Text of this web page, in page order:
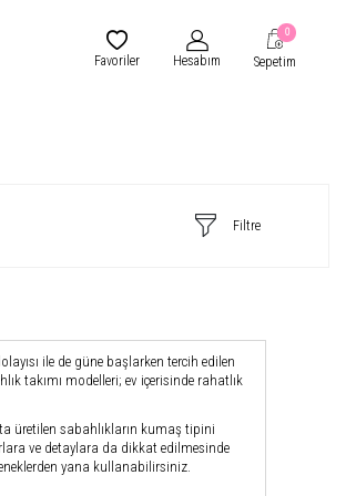
Favoriler Hesabım
0
Sepetim
Filtre
ile de güne başlarken tercih edilen
takımı modelleri; ev içerisinde rahatlık
üretilen sabahlıkların kumaş tipini
ve detaylara da dikkat edilmesinde
yana kullanabilirsiniz.